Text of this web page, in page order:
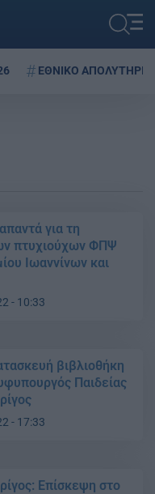
ΕΘΝΙΚΟ ΑΠΟΛΥΤΗΡΙΟ
για τη
πτυχιούχων ΦΠΨ
Ιωαννίνων και
- 10:33
βιβλιοθήκη
Παιδείας
- 17:33
Επίσκεψη στο